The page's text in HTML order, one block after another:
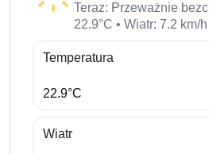
Teraz: Przeważnie
22.9°C • Wiatr: 7.2 km/h
Temperatura
22.9°C
Wiatr